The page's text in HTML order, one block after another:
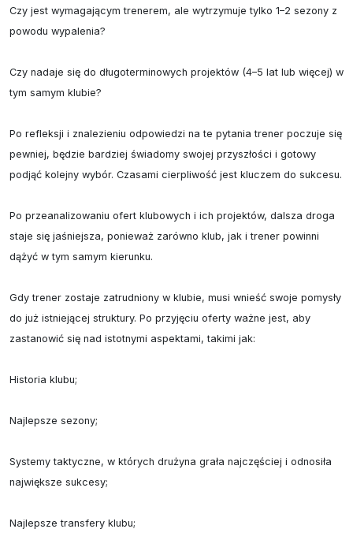
Czy jest wymagającym trenerem, ale wytrzymuje tylko 1–2 sezony z
powodu wypalenia?
Czy nadaje się do długoterminowych projektów (4–5 lat lub więcej) w
tym samym klubie?
Po refleksji i znalezieniu odpowiedzi na te pytania trener poczuje się
pewniej, będzie bardziej świadomy swojej przyszłości i gotowy
podjąć kolejny wybór. Czasami cierpliwość jest kluczem do sukcesu.
Po przeanalizowaniu ofert klubowych i ich projektów, dalsza droga
staje się jaśniejsza, ponieważ zarówno klub, jak i trener powinni
dążyć w tym samym kierunku.
Gdy trener zostaje zatrudniony w klubie, musi wnieść swoje pomysły
do już istniejącej struktury. Po przyjęciu oferty ważne jest, aby
zastanowić się nad istotnymi aspektami, takimi jak:
Historia klubu;
Najlepsze sezony;
Systemy taktyczne, w których drużyna grała najczęściej i odnosiła
największe sukcesy;
Najlepsze transfery klubu;